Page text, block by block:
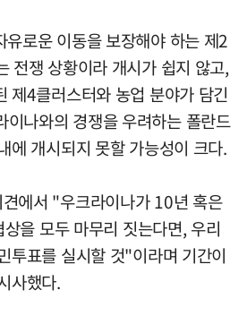
유로운 이동을 보장해야 하는 제2
전쟁 상황이라 개시가 쉽지 않고,
제4클러스터와 농업 분야가 담긴
이나와의 경쟁을 우려하는 폴란드
에 개시되지 못할 가능성이 크다.
에서 "우크라이나가 10년 혹은
을 모두 마무리 짓는다면, 우리
투표를 실시할 것"이라며 기간이
사했다.